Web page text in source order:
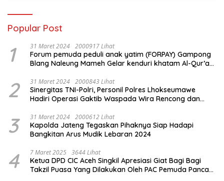
Popular Post
1 31 Maret 2024 2000917 Lihat
Forum pemuda peduli anak yatim (FORPAY) Gampong
Blang Naleung Mameh Gelar kenduri khatam Al-Qur’an
2 31 Maret 2024 2000843 Lihat
Sinergitas TNI-Polri, Personil Polres Lhokseumawe
Hadiri Operasi Gaktib Waspada Wira Rencong dan
3 31 Maret 2024 2000612 Lihat
Kapolda Jateng Tegaskan Pihaknya Siap Hadapi
Bangkitan Arus Mudik Lebaran 2024
4 7 Maret 2025 3644 Lihat
Ketua DPD CIC Aceh Singkil Apresiasi Giat Bagi Bagi
Takzil Puasa Yang Dilakukan Oleh PAC Pemuda Panca